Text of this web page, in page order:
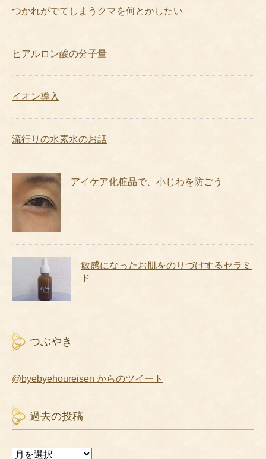
つかれがでてしまうクマを何とかしたい
ヒアルロン酸の分子量
イオン導入
流行りの水素水のお話
アイケア化粧品で、小じわを防ごう
敏感になったお肌をのりづけするセラミ
ド
つぶやき
@byebyehoureisen からのツイート
過去の投稿
過